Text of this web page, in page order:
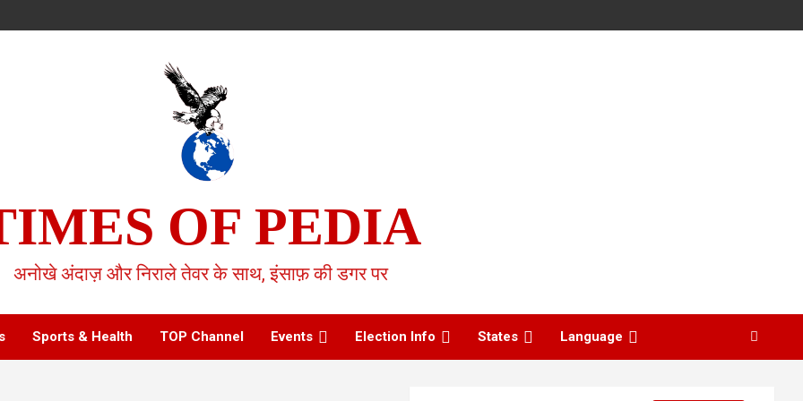
OF PEDIA
अनोखे अंदाज़ और निराले तेवर के साथ, इंसाफ़ की डगर पर
Sports & Health TOP Channel Events Election Info States Language